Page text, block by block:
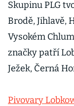
Skupinu PLG
Brodě, Jihlavě,
Vysokém
značky patří
Ježek, Černá
Pivovary